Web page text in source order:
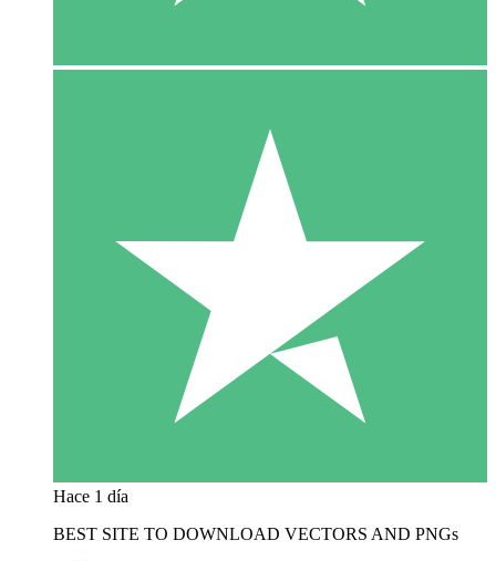
Hace 1 día
BEST SITE TO DOWNLOAD VECTORS AND PNGs